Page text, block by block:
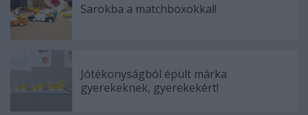
Sarokba a matchboxokkal!
Jótékonyságból épült márka
gyerekeknek, gyerekekért!